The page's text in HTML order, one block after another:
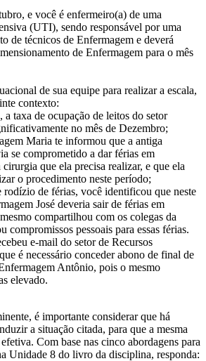
e você é enfermeiro(a) de uma
(UTI), sendo responsável por uma
de técnicos de Enfermagem e deverá
de Enfermagem para o mês
de sua equipe para realizar a escala,
contexto:
a taxa de ocupação de leitos do setor
no mês de Dezembro;
Maria te informou que a antiga
se comprometido a dar férias em
que ela precisa realizar, e que ela
o procedimento neste período;
rodízio de férias, você identificou que neste
José deveria sair de férias em
compartilhou com os colegas da
compromissos pessoais para essas férias.
e-mail do setor de Recursos
é necessário conceder abono de final de
Antônio, pois o mesmo
elevado.
é importante considerar que há
a situação citada, para que a mesma
Com base nas cinco abordagens para
Unidade 8 do livro da disciplina, responda: